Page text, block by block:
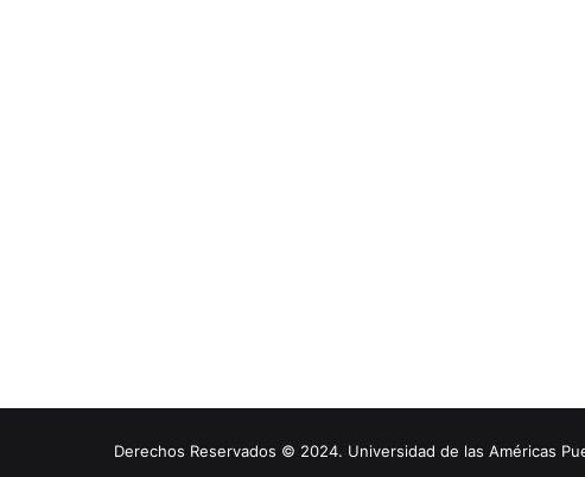
Derechos Reservados © 2024. Universidad de las Américas